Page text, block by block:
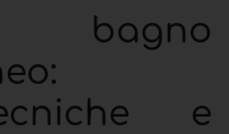
bagno
e